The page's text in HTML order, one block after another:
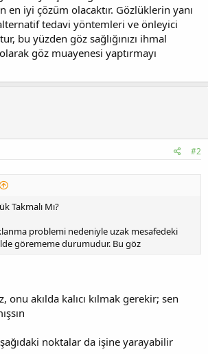
en iyi çözüm olacaktır. Gözlüklerin yanı
tedavi yöntemleri ve önleyici
bu yüzden göz sağlığınızı ihmal
göz muayenesi yaptırmayı
#2
Takmalı Mı?
problemi nedeniyle uzak mesafedeki
görememe durumudur. Bu göz
onu akılda kalıcı kılmak gerekir; sen
noktalar da işine yarayabilir